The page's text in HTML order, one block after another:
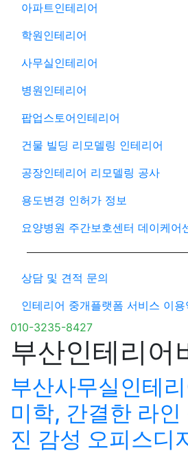
아파트인테리어
학원인테리어
사무실인테리어
병원인테리어
팝업스토어인테리어
건물 빌딩 리모델링 인테리어
공장인테리어 리모델링 공사
용도변경 인허가 정보
요양병원 주간보호센터 데이케어
상담 및 견적 문의
인테리어 중개플랫폼 서비스 이용
010-3235-8427
부산인테리어
부산사무실인테
미학, 간결한 라인
진 감성 오피스디